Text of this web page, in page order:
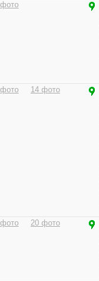
14 фото
20 фото